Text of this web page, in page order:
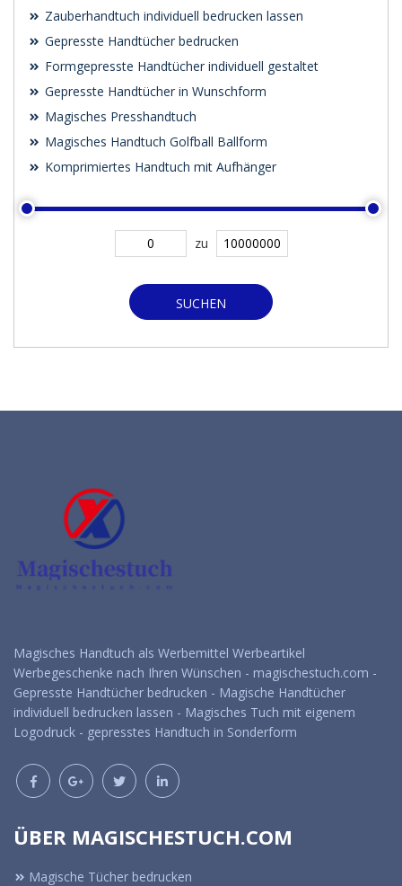
Zauberhandtuch individuell bedrucken lassen
Gepresste Handtücher bedrucken
Formgepresste Handtücher individuell gestaltet
Gepresste Handtücher in Wunschform
Magisches Presshandtuch
Magisches Handtuch Golfball Ballform
Komprimiertes Handtuch mit Aufhänger
zu
SUCHEN
Magisches Handtuch als Werbemittel Werbeartikel
Werbegeschenke nach Ihren Wünschen - magischestuch.com -
Gepresste Handtücher bedrucken - Magische Handtücher
individuell bedrucken lassen - Magisches Tuch mit eigenem
Logodruck - gepresstes Handtuch in Sonderform
ÜBER MAGISCHESTUCH.COM
Magische Tücher bedrucken